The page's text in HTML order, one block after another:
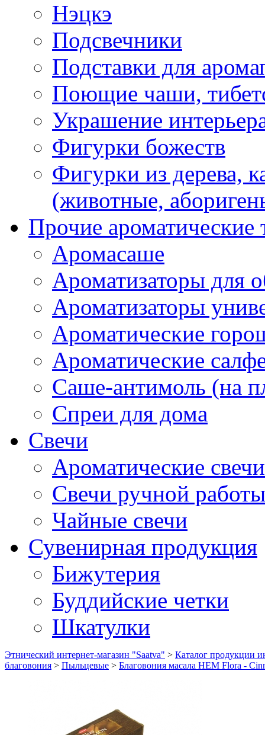
Нэцкэ
Подсвечники
Подставки для
Поющие чаши,
Украшение
Фигурки божеств
Фигурки из дерева,
(животные,
Прочие ароматические
Аромасаше
Ароматизаторы для
Ароматизаторы
Ароматические
Ароматические
Саше-антимоль (на
Спреи для дома
Свечи
Ароматические свечи
Свечи ручной работы
Чайные свечи
Сувенирная продукция
Бижутерия
Буддийские четки
Шкатулки
Этнический интернет-магазин "Saatva" > Каталог продукции
благовония > Пыльцевые > Благовония масала HEM Flora -